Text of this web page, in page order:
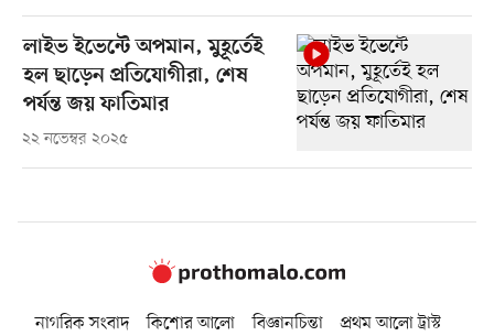
লাইভ ইভেন্টে অপমান, মুহূর্তেই
হল ছাড়েন প্রতিযোগীরা, শেষ
পর্যন্ত জয় ফাতিমার
২২ নভেম্বর ২০২৫
নাগরিক সংবাদ কিশোর আলো বিজ্ঞানচিন্তা
প্রথম আলো ট্রাস্ট